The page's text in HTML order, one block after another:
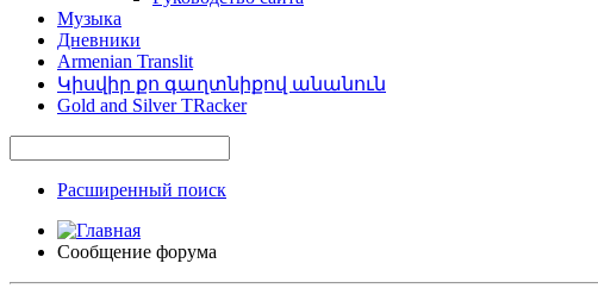
Музыка
Дневники
Armenian Translit
Կիսվիր քո գաղտնիքով անանուն
Gold and Silver TRacker
Расширенный поиск
Сообщение форума